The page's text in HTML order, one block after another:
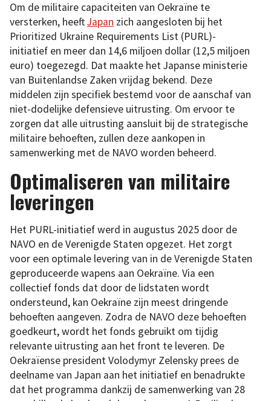
Om de militaire capaciteiten van Oekraïne te
versterken, heeftJapan zich aangesloten bij het
Prioritized Ukraine Requirements List (PURL)-
initiatief en meer dan 14,6 miljoen dollar (12,5 miljoen
euro) toegezegd. Dat maakte het Japanse ministerie
van Buitenlandse Zaken vrijdag bekend. Deze
middelen zijn specifiek bestemd voor de aanschaf van
niet-dodelijke defensieve uitrusting. Om ervoor te
zorgen dat alle uitrusting aansluit bij de strategische
militaire behoeften, zullen deze aankopen in
samenwerking met de NAVO worden beheerd.
Optimaliseren van militaire
leveringen
Het PURL-initiatief werd in augustus 2025 door de
NAVO en de Verenigde Staten opgezet. Het zorgt
voor een optimale levering van in de Verenigde Staten
geproduceerde wapens aan Oekraïne. Via een
collectief fonds dat door de lidstaten wordt
ondersteund, kan Oekraïne zijn meest dringende
behoeften aangeven. Zodra de NAVO deze behoeften
goedkeurt, wordt het fonds gebruikt om tijdig
relevante uitrusting aan het front te leveren. De
Oekraïense president Volodymyr Zelensky prees de
deelname van Japan aan het initiatief en benadrukte
dat het programma dankzij de samenwerking van 28